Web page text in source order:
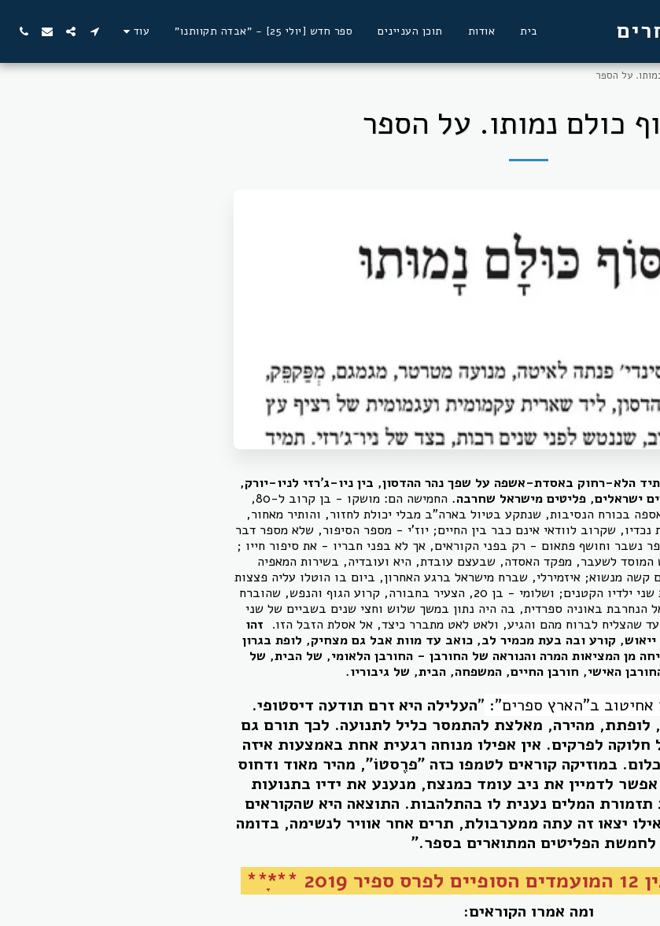
בית אודות תוכן העניינים ספר חדש [יולי 25] - "אבדה תקוותנו" עוד
על הספר
כולם נמותו. על הספר
הלא-רחוק באסדת-אשפה על שפך נהר ההדסון, בין ניו-ג'רזי לניו-יורק,
ישראלים, פליטים מישראל שחרבה.
החמישה הם: מושקו - בן קרוב ל-80,
בכורח הנסיבות, שנתקע בטיול בארה"ב מבלי יכולת לחזור, והותיר מאחור,
שקרוב לוודאי אינם כבר בין החיים; יוז'י - מספר הסיפור, שלא מספר דבר
נשבר וחושף פתאום - רק בפני הקוראים, אך לא בפני חבריו - את סיפור חייו ;
המוסד לשעבר, מפקד האסדה, שבעצם עובדת, היא ועובדיה, בשירות המאפיה
קשה מנשוא; איזמירלי, שברח מישראל ברגע האחרון, ביום בו הוטלו עליה פצצות
האטום, והותיר שם מאחוריו את שני ילדיו הקטנים; ושלומי - בן 20, הצעיר בחבורה, קרוע הגוף והנפש, שהוברח
הנחרבת באוניה ספרדית, בה היה נתון במשך שלוש וחצי שנים בשביים של שני
שהצליח לברוח מהם והגיע, ולאט לאט מתברר כיצד, אל אסלת הזבל הזו. זהו
קורע ובה בעת מכמיר לב, כואב עד מוות אבל גם מצחיק, לופת בגרון
מן המציאות המרה והנוראה של החורבן - החורבן הלאומי, של הבית, של
האישי, חורבן החיים, המשפחה, הבית, של גיבוריו.
אחיטוב ב"הארץ ספרים": "העלילה היא זרם תודעה דיסטופי.
מהירה, מאלצת להתמסר כליל לתנועה. לכך תורם גם
לפרקים. אין אפילו מנוחה רגעית אחת באמצעות איזה
במוזיקה קוראים לטמפו כזה "פרֶסטוֹ", מהיר מאוד ודחוס
לדמיין את ניב עומד כמנצח, מנענע את ידיו בתנועות
תזמורת המלים נענית לו בהתלהבות. התוצאה היא שהקוראים
יצאו זה עתה ממערבולת, תרים אחר אוויר לנשימה, בדומה
לחמשת הפליטים המתוארים בספר."
***ָָ**
ומה אמרו הקוראים: